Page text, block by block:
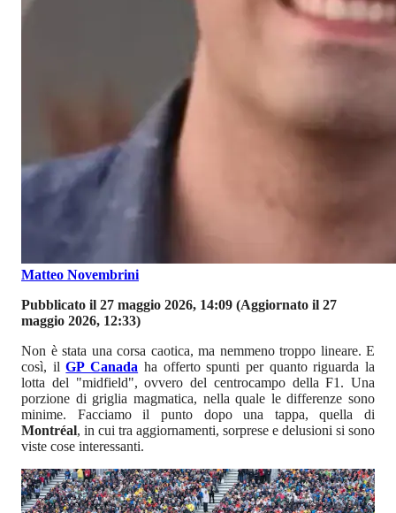
Matteo Novembrini
Pubblicato il 27 maggio 2026, 14:09 (Aggiornato il 27
maggio 2026, 12:33)
Non è stata una corsa caotica, ma nemmeno troppo lineare. E
così, il GP Canada ha offerto spunti per quanto riguarda la
lotta del "midfield", ovvero del centrocampo della F1. Una
porzione di griglia magmatica, nella quale le differenze sono
minime. Facciamo il punto dopo una tappa, quella di
Montréal, in cui tra aggiornamenti, sorprese e delusioni si sono
viste cose interessanti.